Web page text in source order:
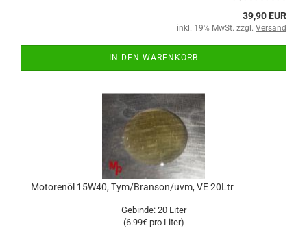
39,90 EUR
inkl. 19% MwSt. zzgl. Versand
IN DEN WARENKORB
Motorenöl 15W40, Tym/Branson/uvm, VE 20Ltr
Gebinde: 20 Liter
(6.99€ pro Liter)